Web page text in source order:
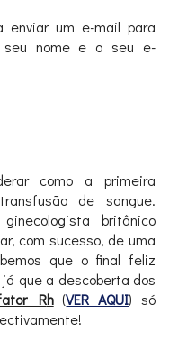
enviar um e-mail para
seu nome e o seu e-
como a primeira
de sangue.
britânico
com sucesso, de uma
que o final feliz
que a descoberta dos
Rh(VER AQUI) só